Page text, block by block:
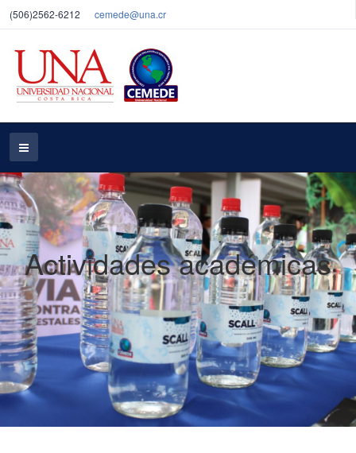
(506)2562-6212 cemede@una.cr
Actividades académicas